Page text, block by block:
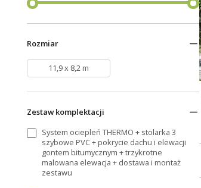
Rozmiar
11,9 x 8,2 m
Zestaw komplektacji
System ociepleń THERMO + stolarka 3
szybowe PVC + pokrycie dachu i elewacji
gontem bitumycznym + trzykrotne
malowana elewacja + dostawa i montaż
zestawu